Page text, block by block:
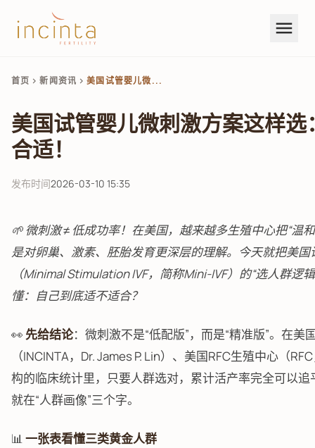
menu
首页 chevron_right新闻资讯 chevron_right美国试管婴儿微...
美国试管婴儿微刺激方案这样选
合适！
发布时间2026-03-10 15:35
🌱 微刺激 ≠ 低成功率！在美国，越来越多生殖中心把“温
是对卵巢、激素、胚胎发育更深层的理解。今天就把美
（Minimal Stimulation IVF，简称Mini-IVF）的“选人群逻
懂：自己到底适不适合？
👀 先给结论：微刺激不是“低配版”，而是“精准版”。在美
（INCINTA，Dr. James P. Lin）、美国RFC生殖中心（
构的临床统计里，只要人群选对，累计活产率完全可以
就在“人群画像”三个字。
📊一张表看懂三类黄金人群